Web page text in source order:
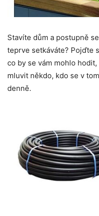
Stavíte dům a postupně
teprve setkáváte? Pojďte
co by se vám mohlo
mluvit někdo, kdo se v
denně.